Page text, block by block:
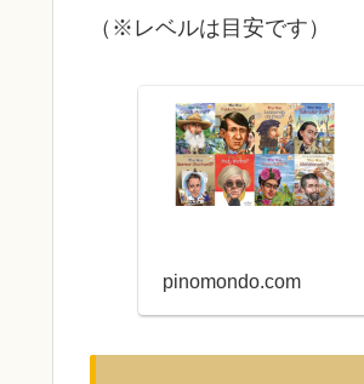
（※レベルは目安です）
pinomondo.com